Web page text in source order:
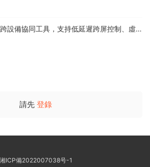
設備協同工具，支持低延遲跨屏控制、虛
請先 登錄
湘ICP備2022007038号-1